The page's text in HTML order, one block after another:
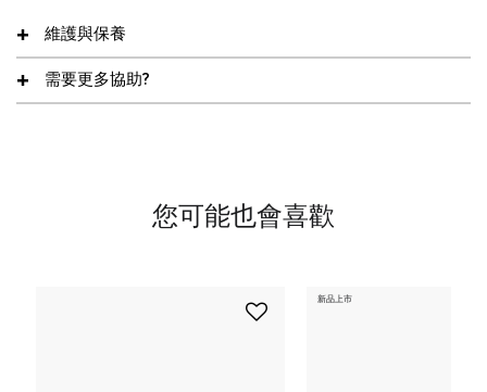
維護與保養
需要更多協助?
您可能也會喜歡
新品上市